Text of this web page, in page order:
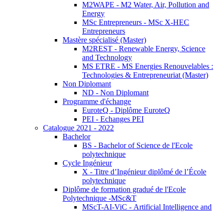
M2WAPE - M2 Water, Air, Pollution and
Energy
MSc Entrepreneurs - MSc X-HEC
Entrepreneurs
Mastère spécialisé (Master)
M2REST - Renewable Energy, Science
and Technology
MS ETRE - MS Energies Renouvelables :
Technologies & Entrepreneuriat (Master)
Non Diplomant
ND - Non Diplomant
Programme d'échange
EuroteQ - Diplôme EuroteQ
PEI - Echanges PEI
Catalogue 2021 - 2022
Bachelor
BS - Bachelor of Science de l'Ecole
polytechnique
Cycle Ingénieur
X - Titre d’Ingénieur diplômé de l’École
polytechnique
Diplôme de formation gradué de l'Ecole
Polytechnique -MSc&T
MScT-AI-ViC - Artificial Intelligence and